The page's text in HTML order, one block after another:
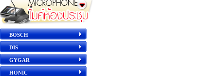
BOSCH
DIS
GYGAR
HONIC